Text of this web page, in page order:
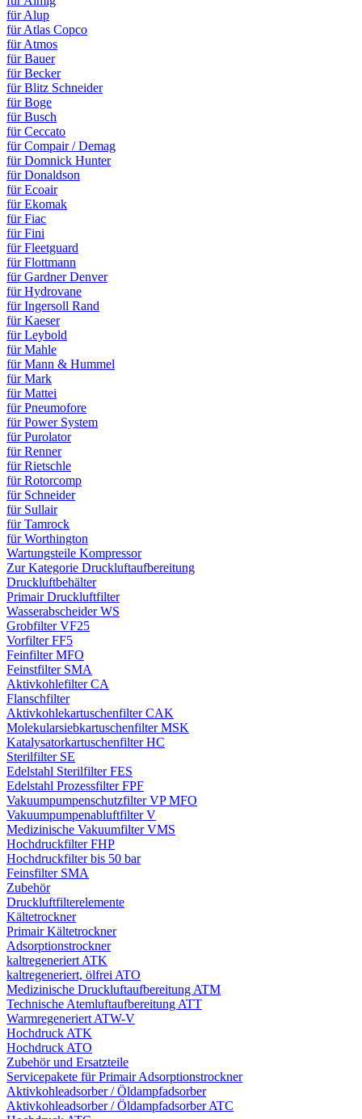
für Alup
für Atlas Copco
für Atmos
für Bauer
für Becker
für Blitz Schneider
für Boge
für Busch
für Ceccato
für Compair / Demag
für Domnick Hunter
für Donaldson
für Ecoair
für Ekomak
für Fiac
für Fini
für Fleetguard
für Flottmann
für Gardner Denver
für Hydrovane
für Ingersoll Rand
für Kaeser
für Leybold
für Mahle
für Mann & Hummel
für Mark
für Mattei
für Pneumofore
für Power System
für Purolator
für Renner
für Rietschle
für Rotorcomp
für Schneider
für Sullair
für Tamrock
für Worthington
Wartungsteile Kompressor
Zur Kategorie Druckluftaufbereitung
Druckluftbehälter
Primair Druckluftfilter
Wasserabscheider WS
Grobfilter VF25
Vorfilter FF5
Feinfilter MFO
Feinstfilter SMA
Aktivkohlefilter CA
Flanschfilter
Aktivkohlekartuschenfilter CAK
Molekularsiebkartuschenfilter MSK
Katalysatorkartuschenfilter HC
Sterilfilter SE
Edelstahl Sterilfilter FES
Edelstahl Prozessfilter FPF
Vakuumpumpenschutzfilter VP MFO
Vakuumpumpenabluftfilter V
Medizinische Vakuumfilter VMS
Hochdruckfilter FHP
Hochdruckfilter bis 50 bar
Feinsfilter SMA
Zubehör
Druckluftfilterelemente
Kältetrockner
Primair Kältetrockner
Adsorptionstrockner
kaltregeneriert ATK
kaltregeneriert, ölfrei ATO
Medizinische Druckluftaufbereitung ATM
Technische Atemluftaufbereitung ATT
Warmregeneriert ATW-V
Hochdruck ATK
Hochdruck ATO
Zubehör und Ersatzteile
Servicepakete für Primair Adsorptionstrockner
Aktivkohleadsorber / Öldampfadsorber
Aktivkohleadsorber / Öldampfadsorber ATC